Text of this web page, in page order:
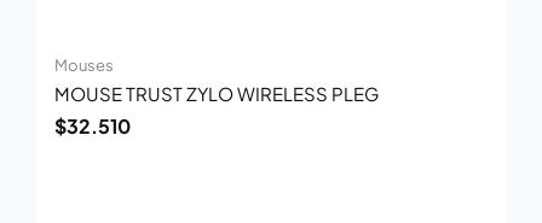
Mouses
MOUSE TRUST ZYLO WIRELESS PLEG
$32.510